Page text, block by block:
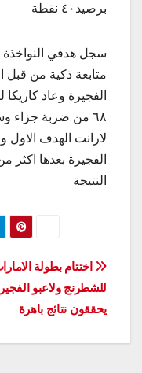
برصيد٤٠ نقطة
متابعة ذكية من قبل
الفجيرة وعاد
٦٨ من ضربة
الفجيرة بعدها
النتيجة
تصفّح
المقالات
اختتام بطولة
للشطرنج ولاعبو
يحققون نتائج باهرة